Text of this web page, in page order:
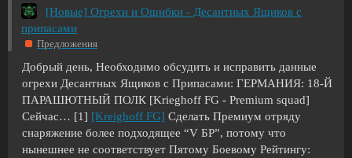
[Новые] Огрехи и Ошибки - Десантных Ящиков с
припасами
Предложения
Добрый день, Необходимо обсудить и исправить данные
огрехи Десантных Ящиков с Припасами: ГЕРМАНИЯ: 18-Й
ПАРАШЮТНЫЙ ПОЛК [Krieghoff FG - Premium squad]
Сейчас… [1] [Kreighoff FG] Сделать Премиум отряду
снаряжение более подходящее “V БР”, потому что
нынешнее не соответствует Пятому Боевому Рейтингу: